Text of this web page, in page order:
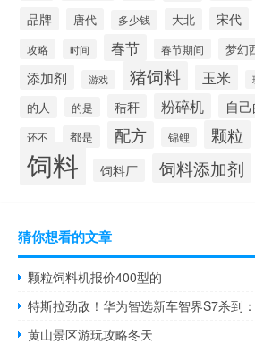
品牌 唐代 多少钱 大北 宋代
攻略 时间 春节 春节期间 梦幻
添加剂 游戏 猪饲料 玉米
的人 的是 秸秆 粉碎机 自
还不 都是 配方 锦鲤 颗粒
饲料 饲料厂 饲料添加剂
猜你想看的文章
颗粒饲料机报价400型的
特斯拉劲敌！华为智选新车智界S7杀到
黄山景区游玩攻略冬天